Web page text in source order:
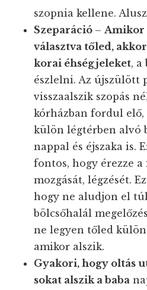
szopnia kellene.
Szeparáció –Amikor
választva tőled,
korai éhségjeleket, a
észlelni. Az újszülött
visszaalszik szopás
kórházban fordul
külön légtérben alvó
nappal és éjszaka is.
fontos, hogy érezze
mozgását, légzését.
hogy ne aludjon el
bölcsőhalál
ne legyen tőled külön
amikor alszik.
Gyakori, hogy oltás
sokat alszik a baba